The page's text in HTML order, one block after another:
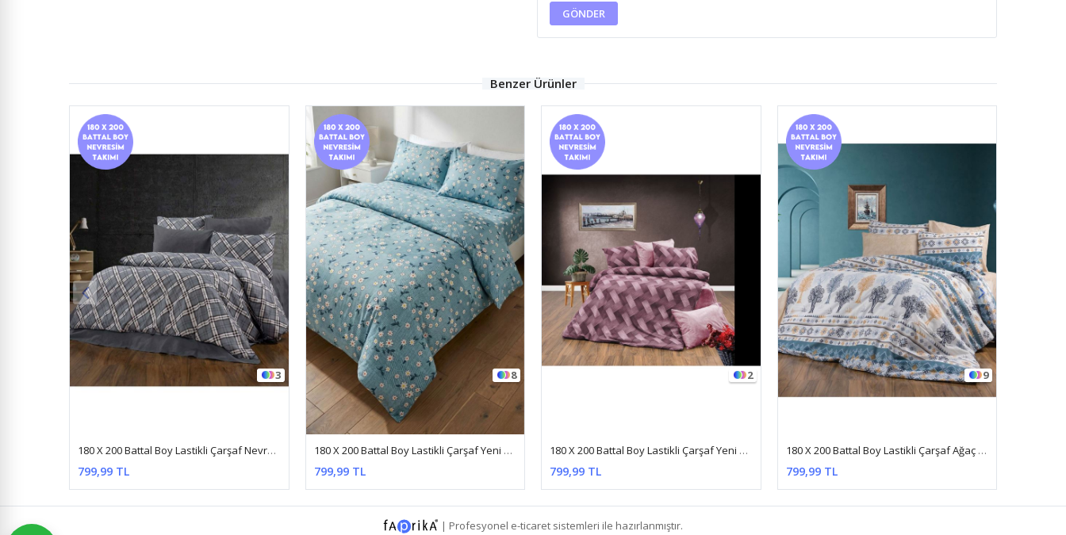
GÖNDER
Benzer Ürünler
8
180 X 200 Battal Boy Lastikli Çarşaf Yeni Papatya Desen Nevresim Takımı Turkuaz
799,99 TL
2
180 X 200 Battal Boy Lastikli Çarşaf Yeni Zikzak Desen Nevresim Takım Pembe
799,99 TL
9
180 X 200 Battal Boy Lastikli Çarşaf Ağaç Desen Nevresim Takımı Mavi
799,99 TL
3
180 X 200 Battal Boy Lastikli Çarşaf Nevresim Takımı Kelebek Mavi
799,99 TL
| Profesyonel e-ticaret sistemleri ile hazırlanmıştır.